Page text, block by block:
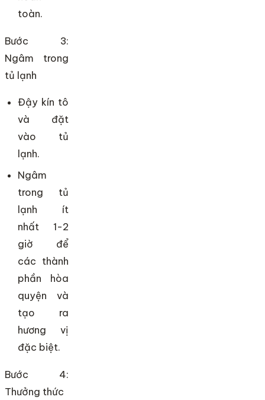
toàn.
Bước 3:
Ngâm trong
tủ lạnh
Đậy kín tô
và đặt
vào tủ
lạnh.
Ngâm
trong tủ
lạnh ít
nhất 1-2
giờ để
các thành
phần hòa
quyện và
tạo ra
hương vị
đặc biệt.
Bước 4:
Thưởng thức